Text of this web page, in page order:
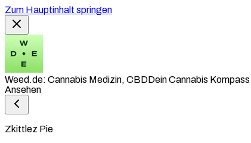
Zum Hauptinhalt springen
Weed.de: Cannabis Medizin, CBDDein Cannabis Kompass
Ansehen
Zkittlez Pie